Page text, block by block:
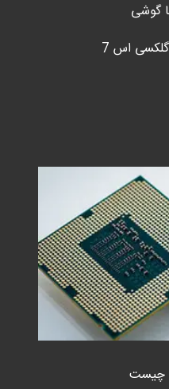
گوشی
اس 7